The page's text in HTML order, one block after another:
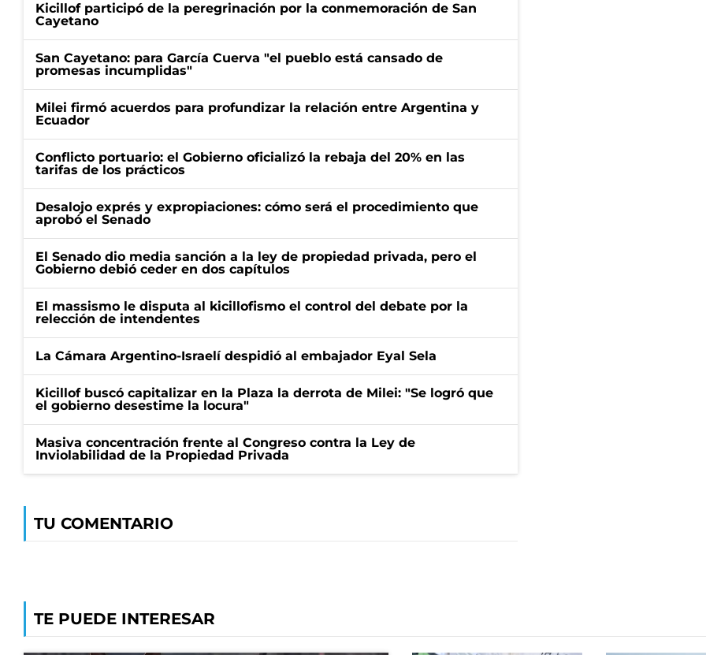
Kicillof participó de la peregrinación por la conmemoración de San
Cayetano
San Cayetano: para García Cuerva "el pueblo está cansado de
promesas incumplidas"
Milei firmó acuerdos para profundizar la relación entre Argentina y
Ecuador
Conflicto portuario: el Gobierno oficializó la rebaja del 20% en las
tarifas de los prácticos
Desalojo exprés y expropiaciones: cómo será el procedimiento que
aprobó el Senado
El Senado dio media sanción a la ley de propiedad privada, pero el
Gobierno debió ceder en dos capítulos
El massismo le disputa al kicillofismo el control del debate por la
relección de intendentes
La Cámara Argentino-Israelí despidió al embajador Eyal Sela
Kicillof buscó capitalizar en la Plaza la derrota de Milei: "Se logró que
el gobierno desestime la locura"
Masiva concentración frente al Congreso contra la Ley de
Inviolabilidad de la Propiedad Privada
TU COMENTARIO
TE PUEDE INTERESAR